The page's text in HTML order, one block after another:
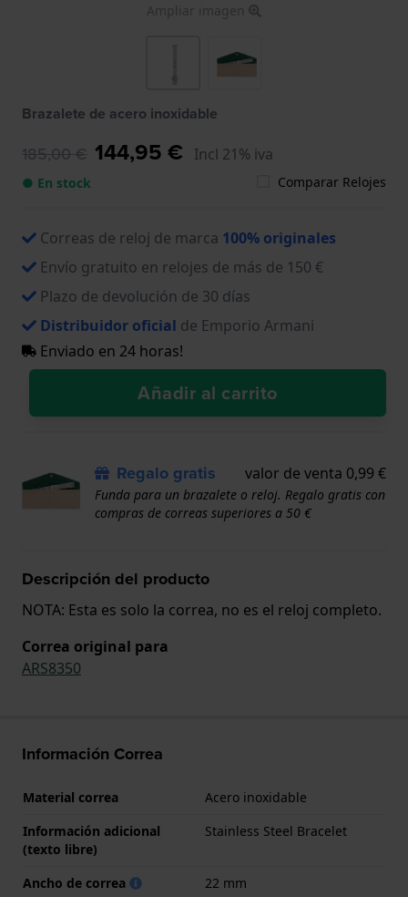
Ampliar imagen
Brazalete de acero inoxidable
185,00 € 144,95 € Incl 21% iva
● En stock Comparar Relojes
Correas de reloj de marca 100% originales
Envío gratuito en relojes de más de 150 €
Plazo de devolución de 30 días
Distribuidor oficial de Emporio Armani
Enviado en 24 horas!
Añadir al carrito
Regalo gratis valor de venta 0,99 €
Funda para un brazalete o reloj. Regalo gratis con
compras de correas superiores a 50 €
Descripción del producto
NOTA: Esta es solo la correa, no es el reloj completo.
Correa original para
ARS8350
Información Correa
Material correa
Acero inoxidable
Información adicional
(texto libre)
Stainless Steel Bracelet
Ancho de correa
22 mm